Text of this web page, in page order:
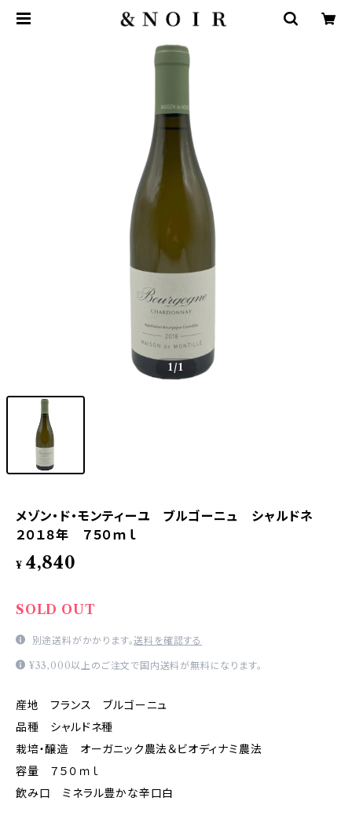
1/1
メゾン・ド・モンティーユ ブルゴーニュ シャルドネ
２０１８年 ７５０ｍｌ
¥ 4,840
SOLD OUT
別途送料がかかります。送料を確認する
¥33,000以上のご注文で国内送料が無料になります。
産地 フランス ブルゴーニュ
品種 シャルドネ種
栽培・醸造 オーガニック農法＆ビオディナミ農法
容量 ７５０ｍｌ
飲み口 ミネラル豊かな辛口白